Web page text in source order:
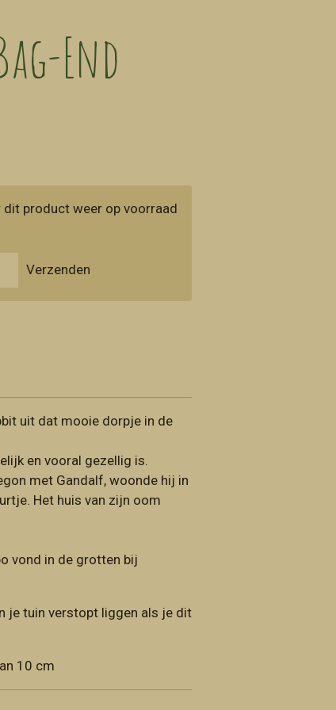
End
product weer op voorraad
Verzenden
uit dat mooie dorpje in de
en vooral gezellig is.
met Gandalf, woonde hij in
Het huis van zijn oom
vond in de grotten bij
je tuin verstopt liggen als je dit
10 cm